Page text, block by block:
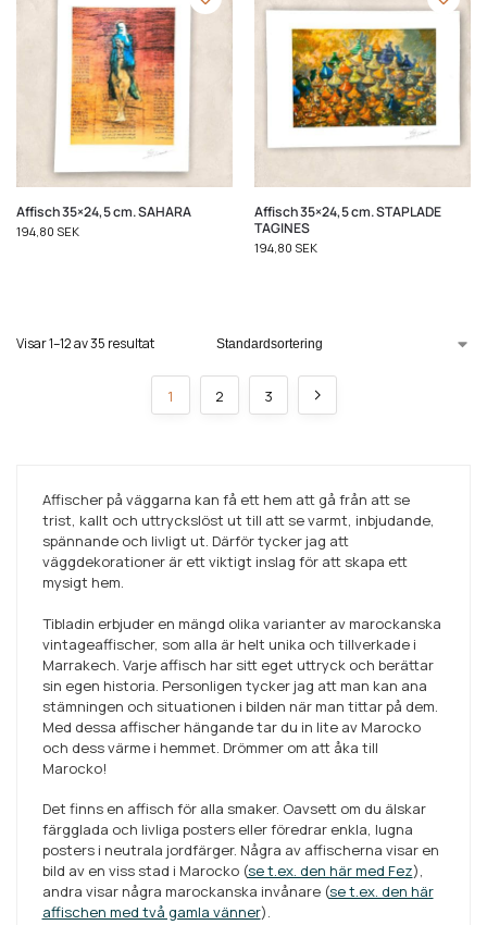
Affisch 35×24,5 cm. SAHARA
194,80 SEK
Affisch 35×24,5 cm. STAPLADE
TAGINES
194,80 SEK
Visar 1–12 av 35 resultat
1 2 3
Affischer på väggarna kan få ett hem att gå från att se
trist, kallt och uttryckslöst ut till att se varmt, inbjudande,
spännande och livligt ut. Därför tycker jag att
väggdekorationer är ett viktigt inslag för att skapa ett
mysigt hem.
Tibladin erbjuder en mängd olika varianter av marockanska
vintageaffischer, som alla är helt unika och tillverkade i
Marrakech. Varje affisch har sitt eget uttryck och berättar
sin egen historia. Personligen tycker jag att man kan ana
stämningen och situationen i bilden när man tittar på dem.
Med dessa affischer hängande tar du in lite av Marocko
och dess värme i hemmet. Drömmer om att åka till
Marocko!
Det finns en affisch för alla smaker. Oavsett om du älskar
färgglada och livliga posters eller föredrar enkla, lugna
posters i neutrala jordfärger. Några av affischerna visar en
bild av en viss stad i Marocko (se t.ex. den här med Fez),
andra visar några marockanska invånare (se t.ex. den här
affischen med två gamla vänner).